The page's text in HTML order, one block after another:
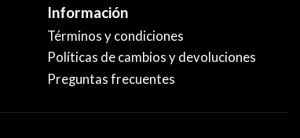
Información
Términos y condiciones
Políticas de cambios y devoluciones
Preguntas frecuentes